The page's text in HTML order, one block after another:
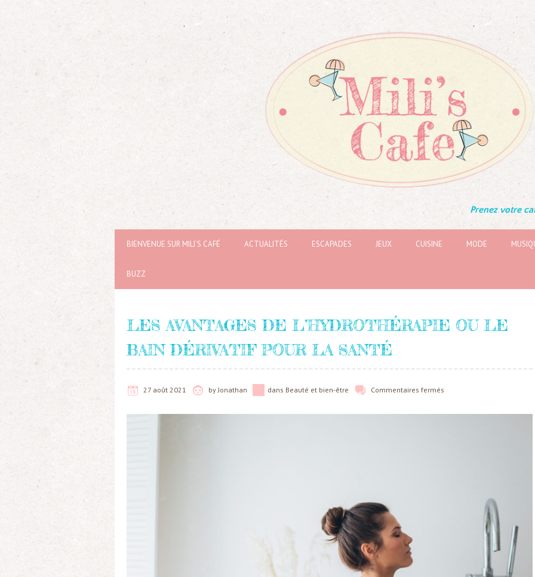
Prenez votre
BIENVENUE SUR MILI’S CAFÉ ACTUALITÉS ESCAPADES JEUX CUISINE MODE
BUZZ
LES AVANTAGES DE L’HYDROTHÉRAPIE OU LE
BAIN DÉRIVATIF POUR LA SANTÉ
27 août 2021 byJonathan dans Beauté et bien-être Commentaires fermés